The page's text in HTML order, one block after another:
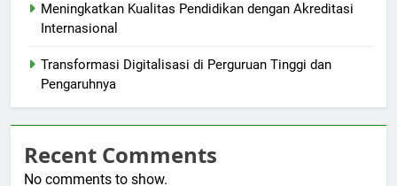
Meningkatkan Kualitas Pendidikan dengan Akreditasi
Internasional
Transformasi Digitalisasi di Perguruan Tinggi dan
Pengaruhnya
Recent Comments
No comments to show.